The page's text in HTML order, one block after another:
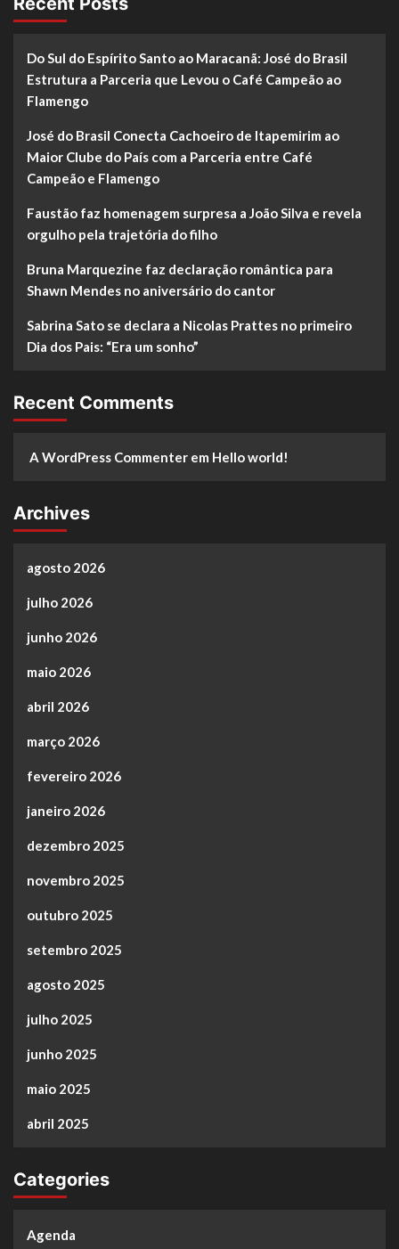
Do Sul do Espírito Santo ao Maracanã: José do Brasil
Estrutura a Parceria que Levou o Café Campeão ao
Flamengo
José do Brasil Conecta Cachoeiro de Itapemirim ao
Maior Clube do País com a Parceria entre Café
Campeão e Flamengo
Faustão faz homenagem surpresa a João Silva e revela
orgulho pela trajetória do filho
Bruna Marquezine faz declaração romântica para
Shawn Mendes no aniversário do cantor
Sabrina Sato se declara a Nicolas Prattes no primeiro
Dia dos Pais: “Era um sonho”
Recent Comments
A WordPress Commenter em Hello world!
Archives
agosto 2026
julho 2026
junho 2026
maio 2026
abril 2026
março 2026
fevereiro 2026
janeiro 2026
dezembro 2025
novembro 2025
outubro 2025
setembro 2025
agosto 2025
julho 2025
junho 2025
maio 2025
abril 2025
Categories
Agenda